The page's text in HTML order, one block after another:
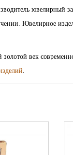
ювелирный
Ювелирное
золотой век
.